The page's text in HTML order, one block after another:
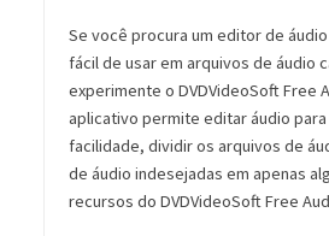
Se você procura um editor de
fácil de usar em arquivos de áudio
experimente o DVDVideoSoft Free
aplicativo permite editar áudio para
facilidade, dividir os arquivos de
de áudio indesejadas em apenas
recursos do DVDVideoSoft Free